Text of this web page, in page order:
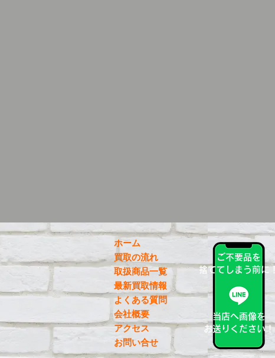
ホーム
買取の流れ
取扱商品一覧
最新買取情報
よくある質問
会社概要
アクセス
お問い合せ
ご不要品を
捨ててしまう前に！
当店へ画像を
お送りください！